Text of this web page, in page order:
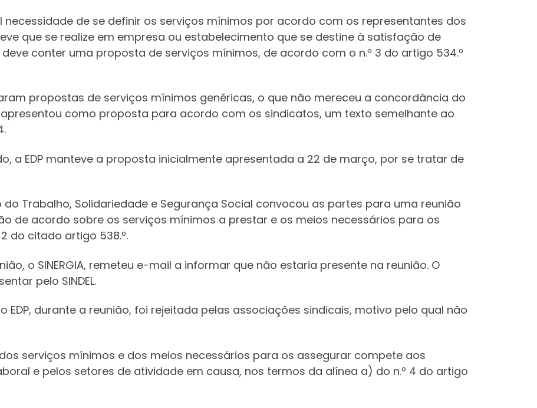
de se definir os serviços mínimos por acordo com os representantes dos
que se realize em empresa ou estabelecimento que se destine à satisfação de
conter uma proposta de serviços mínimos, de acordo com o n.º 3 do artigo 534.º
propostas de serviços mínimos genéricas, o que não mereceu a concordância do
apresentou como proposta para acordo com os sindicatos, um texto semelhante ao
a EDP manteve a proposta inicialmente apresentada a 22 de março, por se tratar de
Trabalho, Solidariedade e Segurança Social convocou as partes para uma reunião
de acordo sobre os serviços mínimos a prestar e os meios necessários para os
do citado artigo 538.º.
o SINERGIA, remeteu e-mail a informar que não estaria presente na reunião. O
pelo SINDEL.
durante a reunião, foi rejeitada pelas associações sindicais, motivo pelo qual não
serviços mínimos e dos meios necessários para os assegurar compete aos
e pelos setores de atividade em causa, nos termos da alínea a) do n.º 4 do artigo